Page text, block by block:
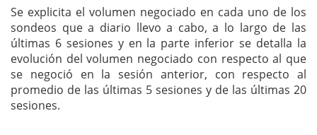
Se explicita el volumen negociado en cada uno de los
sondeos que a diario llevo a cabo, a lo largo de las
últimas 6 sesiones y en la parte inferior se detalla la
evolución del volumen negociado con respecto al que
se negoció en la sesión anterior, con respecto al
promedio de las últimas 5 sesiones y de las últimas 20
sesiones.